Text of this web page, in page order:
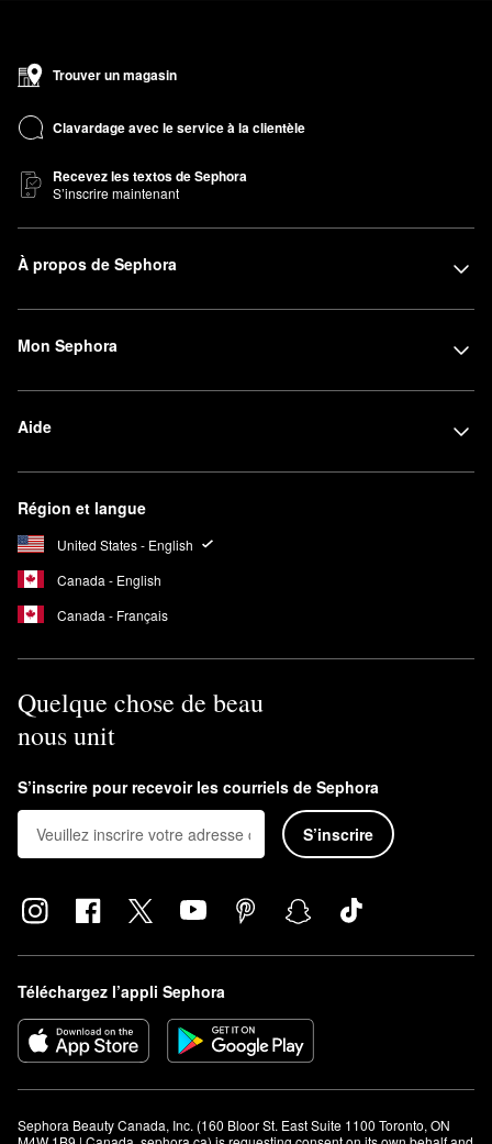
Trouver un magasin
Clavardage avec le service à la clientèle
Recevez les textos de Sephora
S’inscrire maintenant
À propos de Sephora
Mon Sephora
Aide
Région et langue
United States - English
Canada - English
Canada - Français
Quelque chose de beau
nous unit
S’inscrire pour recevoir les courriels de Sephora
S’inscrire
Téléchargez l’appli Sephora
Sephora Beauty Canada, Inc. (160 Bloor St. East Suite 1100 Toronto, ON